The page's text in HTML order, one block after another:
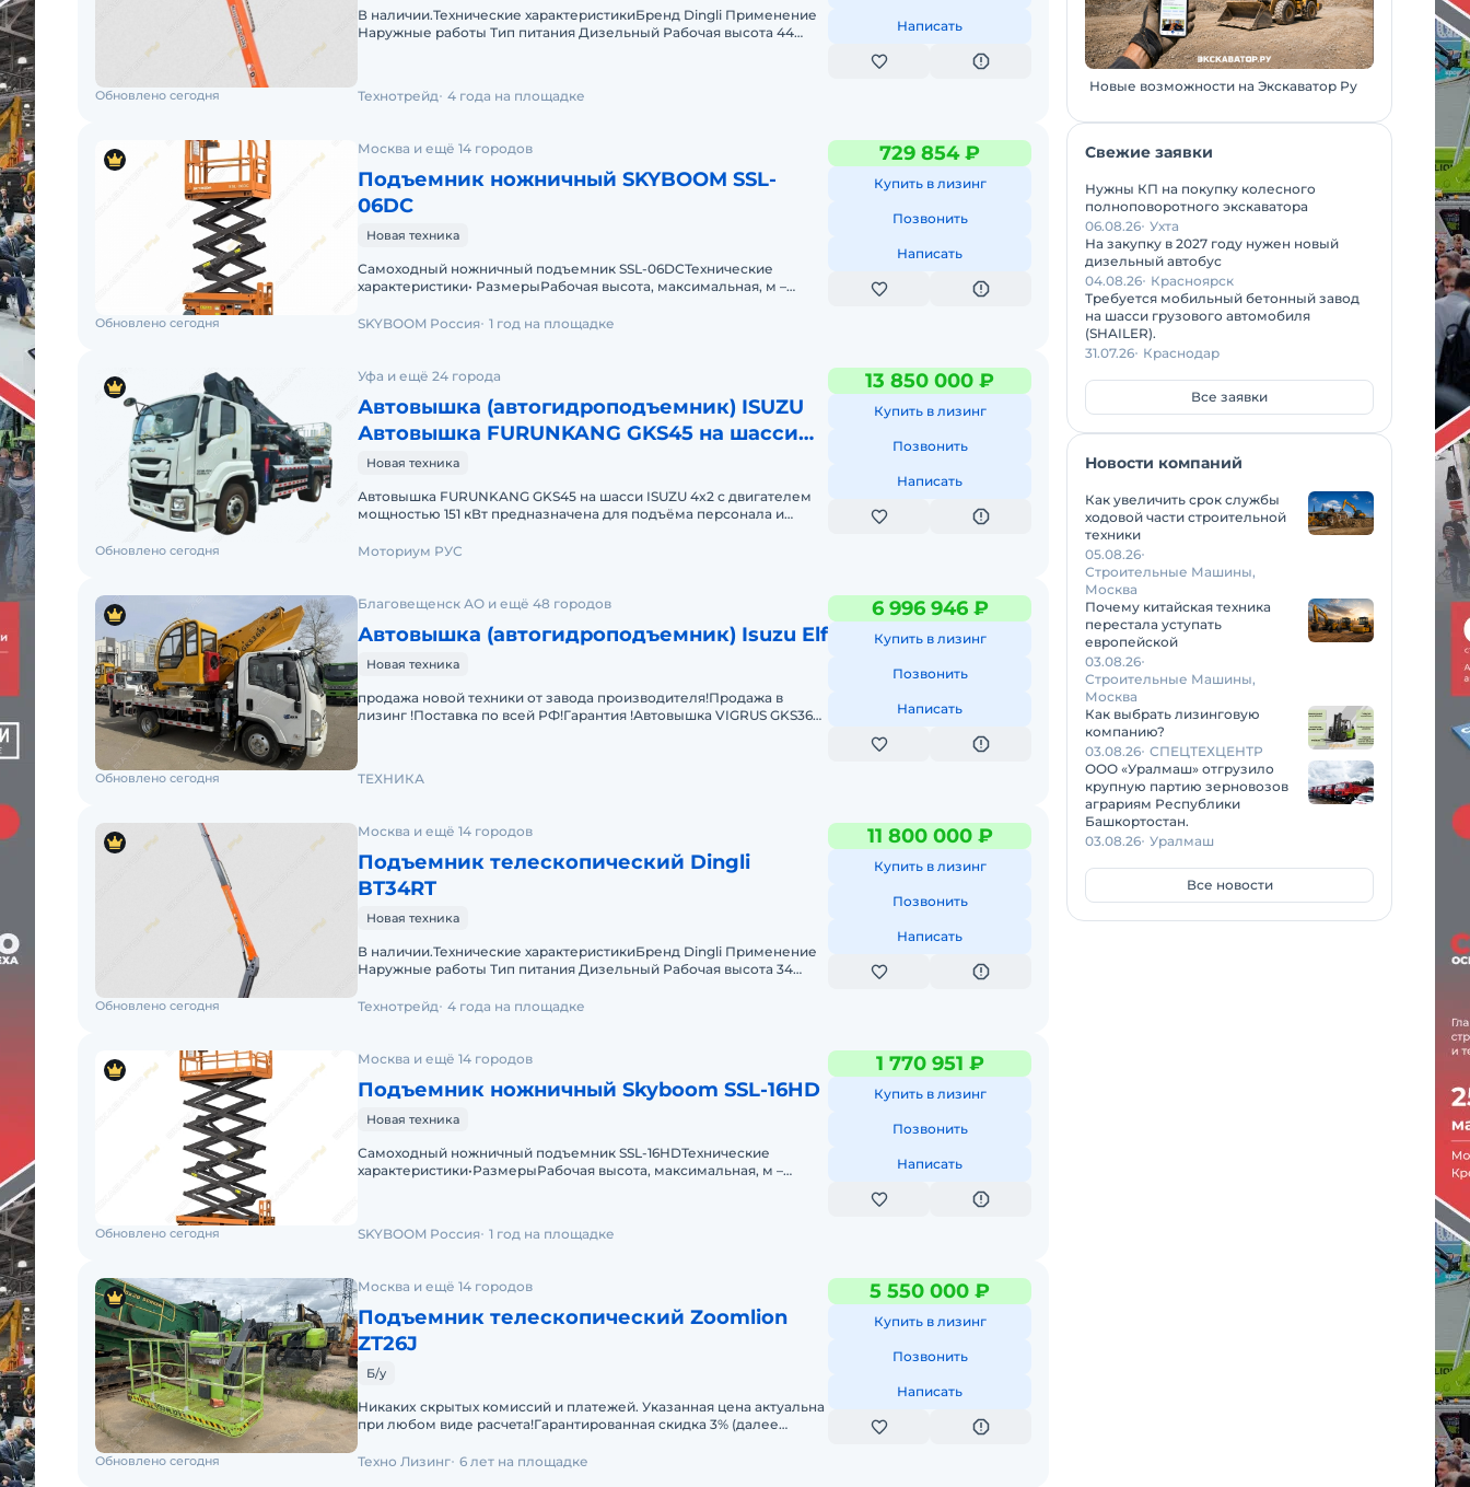
В наличии.Технические характеристикиБренд Dingli Применение
Наружные работы Тип питания Дизельный Рабочая высота 44
Написать
Обновлено сегодня Технотрейд 4 года на площадке
Москва и ещё 14 городов
Подъемник ножничный SKYBOOM SSL-
06DC
Новая техника
Самоходный ножничный подъемник SSL-06DCТехнические
характеристики• РазмерыРабочая высота, максимальная, м –
729 854 ₽
Купить в лизинг
Позвонить
Написать
Обновлено сегодня SKYBOOM Россия 1 год на площадке
Уфа и ещё 24 города
Автовышка (автогидроподъемник) ISUZU
Автовышка FURUNKANG GKS45 на шасси
ISUZU 4Х2 дв 15
Новая техника
Автовышка FURUNKANG GKS45 на шасси ISUZU 4x2 с двигателем
мощностью 151 кВт предназначена для подъёма персонала и
13 850 000 ₽
Купить в лизинг
Позвонить
Написать
Обновлено сегодня Моториум РУС
Благовещенск АО и ещё 48 городов
Автовышка (автогидроподъемник) Isuzu Elf
Новая техника
продажа новой техники от завода производителя!Продажа в
лизинг !Поставка по всей РФ!Гарантия !Автовышка VIGRUS GKS36
6 996 946 ₽
Купить в лизинг
Позвонить
Написать
Обновлено сегодня ТЕХНИКА
Москва и ещё 14 городов
Подъемник телескопический Dingli
BT34RT
Новая техника
В наличии.Технические характеристикиБренд Dingli Применение
Наружные работы Тип питания Дизельный Рабочая высота 34
11 800 000 ₽
Купить в лизинг
Позвонить
Написать
Обновлено сегодня Технотрейд 4 года на площадке
Москва и ещё 14 городов
Подъемник ножничный Skyboom SSL-16HD
Новая техника
Самоходный ножничный подъемник SSL-16HDТехнические
характеристики•РазмерыРабочая высота, максимальная, м –
1 770 951 ₽
Купить в лизинг
Позвонить
Написать
Обновлено сегодня SKYBOOM Россия 1 год на площадке
Москва и ещё 14 городов
Подъемник телескопический Zoomlion
ZT26J
Б/у
Никакиx скрытых комиссий и платежей. Укaзаннaя ценa актуальна
при любом виде рacчeтa!Гарантированная скидка 3% (далее
5 550 000 ₽
Купить в лизинг
Позвонить
Написать
Обновлено сегодня Техно Лизинг 6 лет на площадке
Новые возможности на Экскаватор Ру
Свежие заявки
Нужны КП на покупку колесного
полноповоротного экскаватора
06.08.26 Ухта
На закупку в 2027 году нужен новый
дизельный автобус
04.08.26 Красноярск
Требуется мобильный бетонный завод
на шасси грузового автомобиля
(SHAILER).
31.07.26 Краснодар
Все заявки
Новости компаний
Как увеличить срок службы
ходовой части строительной
техники
05.08.26
Строительные Машины,
Москва
Почему китайская техника
перестала уступать
европейской
03.08.26
Строительные Машины,
Москва
Как выбрать лизинговую
компанию?
03.08.26 СПЕЦТЕХЦЕНТР
ООО «Уралмаш» отгрузило
крупную партию зерновозов
аграриям Республики
Башкортостан.
03.08.26 Уралмаш
Все новости